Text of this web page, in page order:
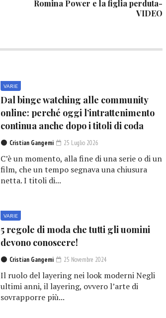
Romina Power e la figlia perduta-
VIDEO
VARIE
Dal binge watching alle community
online: perché oggi l’intrattenimento
continua anche dopo i titoli di coda
Cristian Gangemi 25 Luglio 2026
C’è un momento, alla fine di una serie o di un
film, che un tempo segnava una chiusura
netta. I titoli di...
VARIE
5 regole di moda che tutti gli uomini
devono conoscere!
Cristian Gangemi 25 Novembre 2024
Il ruolo del layering nei look moderni Negli
ultimi anni, il layering, ovvero l’arte di
sovrapporre più...